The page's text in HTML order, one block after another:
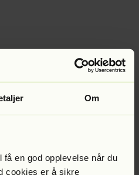
Om
en god opplevelse når du
cookies er å sikre